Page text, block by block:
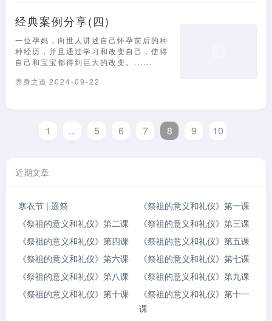
经典案例分享(四)
一位孕妈，向世人讲述自己怀孕前后的种
种经历，并且通过学习和改变自己，使得
自己和宝宝都得到巨大的改变。......
养身之道 2024-09-22
1 ... 5 6 7 8 9 10
近期文章
寒衣节 | 遥祭
《祭祖的意义和礼仪》第一课
《祭祖的意义和礼仪》第二课
《祭祖的意义和礼仪》第三课
《祭祖的意义和礼仪》第四课
《祭祖的意义和礼仪》第五课
《祭祖的意义和礼仪》第六课
《祭祖的意义和礼仪》第七课
《祭祖的意义和礼仪》第八课
《祭祖的意义和礼仪》第九课
《祭祖的意义和礼仪》第十课
《祭祖的意义和礼仪》第十一
课